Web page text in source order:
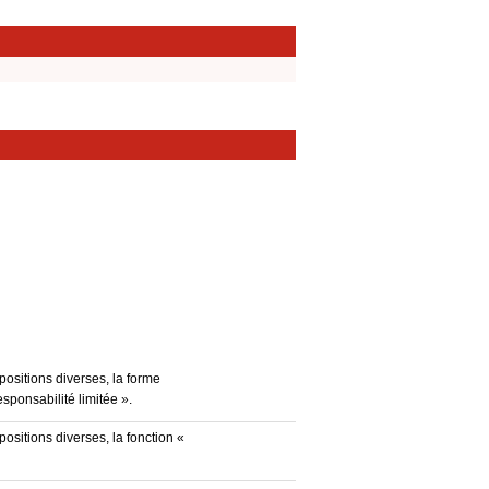
diverses, la forme
limitée ».
diverses, la fonction «